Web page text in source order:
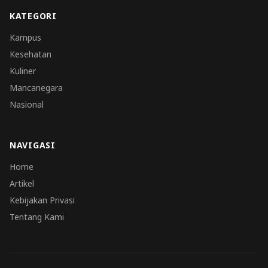
KATEGORI
Kampus
Kesehatan
Kuliner
Mancanegara
Nasional
NAVIGASI
Home
Artikel
Kebijakan Privasi
Tentang Kami